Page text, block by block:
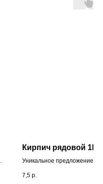
Кирпич рядовой
Уникальное предложение!!!
7,5 р.